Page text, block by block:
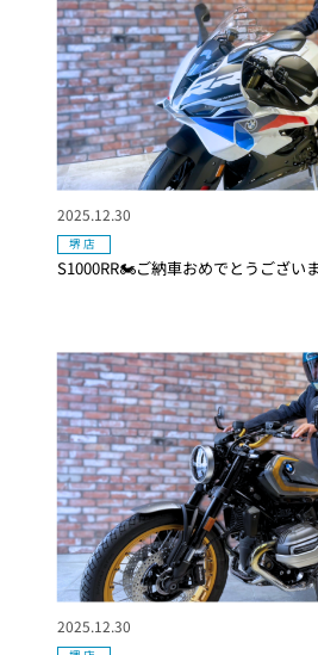
S1000RR🏍ご納車おめでとうございま
2025.12.30
堺店
2025.12.30